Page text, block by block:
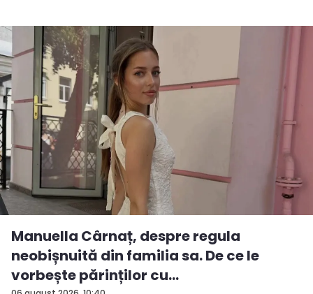
Manuella Cârnaț, despre regula
neobișnuită din familia sa. De ce le
vorbește părinților cu